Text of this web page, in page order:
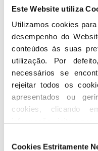
Este Website utiliza
Utilizamos cookies
desempenho do
conteúdos às suas
utilização. Por
necessários se
rejeitar todos os
apresentados ou
cookies, clicando
deCookies Estritamente
Gestora de Recursos
Seguir nas redes sociais
Conheça a